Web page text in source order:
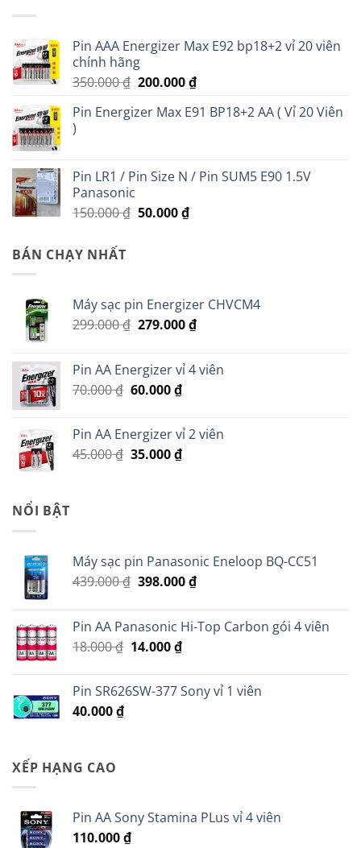
Pin AAA Energizer Max E92 bp18+2 vỉ 20 viên
chính hãng
350.000₫ Giá
là:
200.000₫Giá
tại
Pin Energizer Max E91 BP18+2 AA ( Vỉ 20 Viên
)
Pin LR1 / Pin Size N / Pin SUM5 E90 1.5V
Panasonic
150.000₫ Giá
50.000₫Giá
BÁN CHẠY NHẤT
Máy sạc pin Energizer CHVCM4
299.000₫ Giá
299.000 ₫.
279.000₫Giá
là:
Pin AA Energizer vỉ 4 viên
70.000₫ Giá
70.000 ₫.
60.000₫Giá
là:
60.000 ₫.
Pin AA Energizer vỉ 2 viên
45.000₫ Giá
35.000₫Giá
NỔI BẬT
Máy sạc pin Panasonic Eneloop BQ-CC51
439.000₫ Giá
439.000 ₫.
398.000₫Giá
là:
Pin AA Panasonic Hi-Top Carbon gói 4 viên
18.000₫ Giá
18.000 ₫.
14.000₫Giá
là:
Pin SR626SW-377 Sony vỉ 1 viên
40.000₫
XẾP HẠNG CAO
Pin AA Sony Stamina PLus vỉ 4 viên
110.000₫